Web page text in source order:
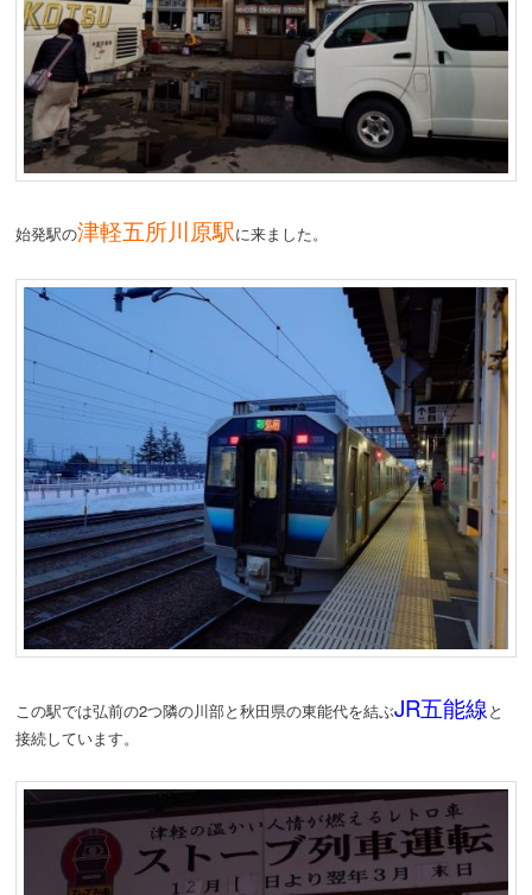
始発駅の津軽五所川原駅に来ました。
この駅では弘前の2つ隣の川部と秋田県の東能代を結ぶJR五能線 と
接続しています。